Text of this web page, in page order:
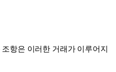
항은 이러한 거래가 이루어지